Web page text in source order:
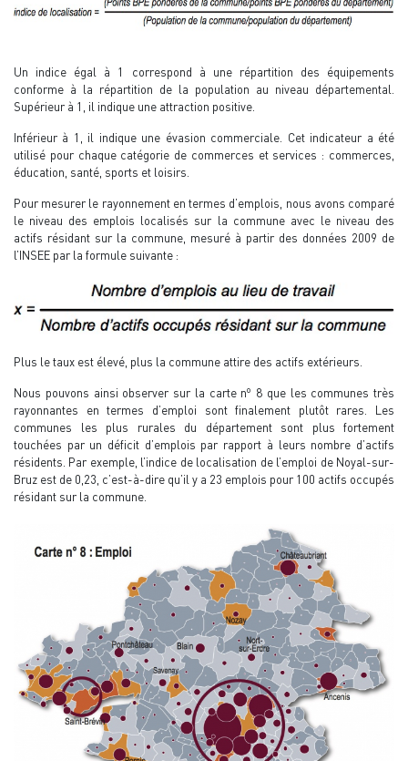
Un indice égal à 1 correspond à une répartition des équipements
conforme à la répartition de la population au niveau départemental.
Supérieur à 1, il indique une attraction positive.
Inférieur à 1, il indique une évasion commerciale. Cet indicateur a été
utilisé pour chaque catégorie de commerces et services : commerces,
éducation, santé, sports et loisirs.
Pour mesurer le rayonnement en termes d’emplois, nous avons comparé
le niveau des emplois localisés sur la commune avec le niveau des
actifs résidant sur la commune, mesuré à partir des données 2009 de
l’INSEE par la formule suivante :
Plus le taux est élevé, plus la commune attire des actifs extérieurs.
Nous pouvons ainsi observer sur la carte no 8 que les communes très
rayonnantes en termes d’emploi sont finalement plutôt rares. Les
communes les plus rurales du département sont plus fortement
touchées par un déficit d’emplois par rapport à leurs nombre d’actifs
résidents. Par exemple, l’indice de localisation de l’emploi de Noyal-sur-
Bruz est de 0,23, c’est-à-dire qu’il y a 23 emplois pour 100 actifs occupés
résidant sur la commune.